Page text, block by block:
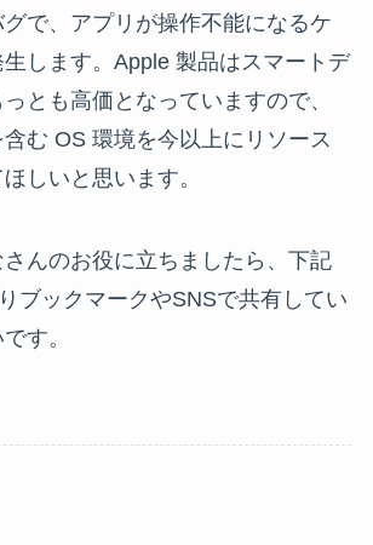
で、アプリが操作不能になるケ
します。Apple 製品はスマートデ
とも高価となっていますので、
む OS 環境を今以上にリソース
しいと思います。
んのお役に立ちましたら、下記
ブックマークやSNSで共有してい
す。